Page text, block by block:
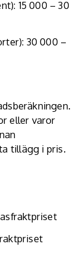
15 000 – 30
30 000 –
eller varor
tillägg i pris.